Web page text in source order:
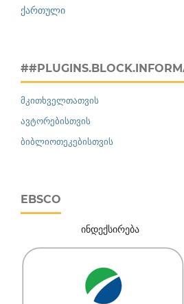
ქართული
მკითხველთათვის
ავტორებისთვის
ბიბლიოთეკებისთვის
EBSCO
ინდექსირება